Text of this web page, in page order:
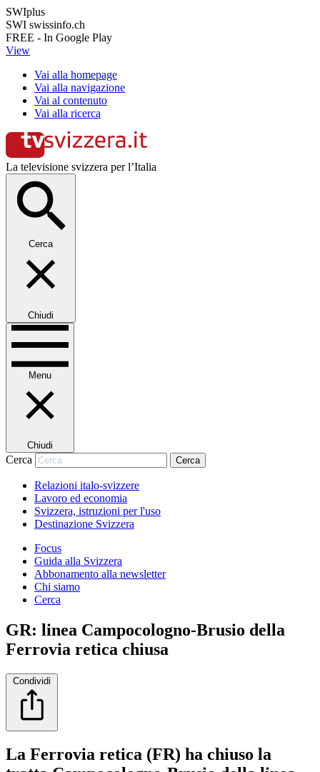
SWIplus
SWI swissinfo.ch
FREE - In Google Play
View
Vai alla homepage
Vai alla navigazione
Vai al contenuto
Vai alla ricerca
La televisione svizzera per l’Italia
Cerca
Chiudi
Menu
Chiudi
Cerca Cerca
Relazioni italo-svizzere
Lavoro ed economia
Svizzera, istruzioni per l'uso
Destinazione Svizzera
Focus
Guida alla Svizzera
Abbonamento alla newsletter
Chi siamo
Cerca
GR: linea Campocologno-Brusio della
Ferrovia retica chiusa
Condividi
La Ferrovia retica (FR) ha chiuso la